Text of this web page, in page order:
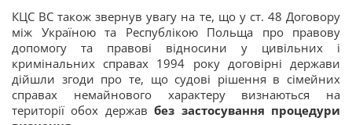
КЦС ВС також звернув увагу на те, що у ст. 48 Договору
між Україною та Республікою Польща про правову
допомогу та правові відносини у цивільних і
кримінальних справах 1994 року договірні держави
дійшли згоди про те, що судові рішення в сімейних
справах немайнового характеру визнаються на
території обох державбез застосування процедури